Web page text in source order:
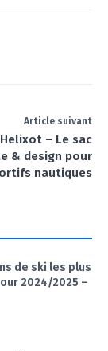
Article suivant
Helixot – Le sac
& design pour
nautiques
de ski les plus
2024/2025 –